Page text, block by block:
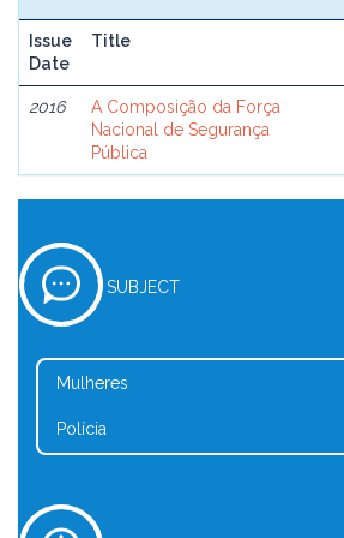
Issue
Date
Title
2016
A Composição da Força
Nacional de Segurança
Pública
SUBJECT
Mulheres
Polícia